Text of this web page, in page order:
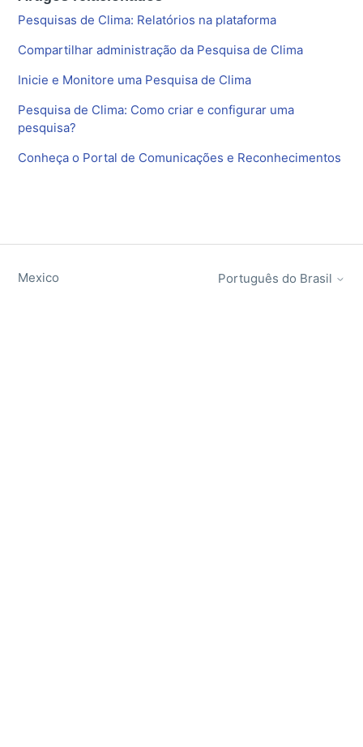
Pesquisas de Clima: Relatórios na plataforma
Compartilhar administração da Pesquisa de Clima
Inicie e Monitore uma Pesquisa de Clima
Pesquisa de Clima: Como criar e configurar uma
pesquisa?
Conheça o Portal de Comunicações e Reconhecimentos
Mexico Português do Brasil